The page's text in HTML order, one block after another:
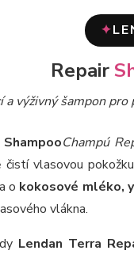
✦
Repair
a výživný šampon
Champú
čistí vlasovou
o kokosové mléko,
vlákna.
Lendan Terra